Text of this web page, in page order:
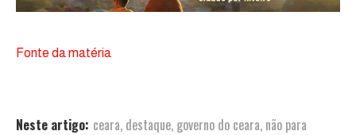
Fonte da matéria
Neste artigo: ceara, destaque, governo do ceara, não para